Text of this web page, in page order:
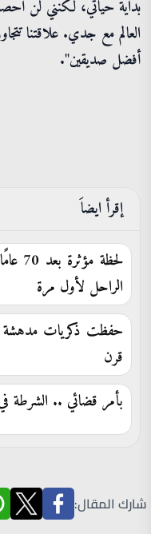
بداية حياتي، لكنني لن
العالم مع جدي. علاقتنا
أفضل صديقين".
إقرأ ايضاَ
الراحل لأول مرة
حفظت ذكريات مدهشة
قرن
بأمر قضائي .. الشرطة
شارك المقال: